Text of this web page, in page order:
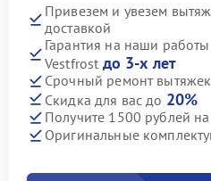
Привезем и увезем
доставкой
Гарантия на наши
Vestfrost до 3-х лет
Срочный ремонт
Скидка для вас до 20%
Получите 1500 рублей
Оригинальные